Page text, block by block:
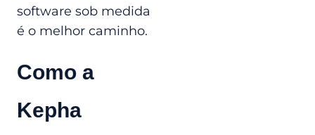
software sob medida
é o melhor caminho.
Como a
Kepha